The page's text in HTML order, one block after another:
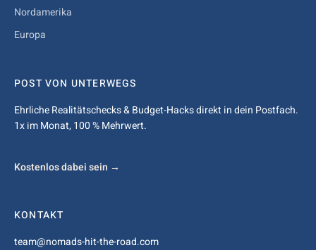
Nordamerika
Europa
POST VON UNTERWEGS
Ehrliche Realitätschecks & Budget-Hacks direkt in dein Postfach.
1x im Monat, 100 % Mehrwert.
Kostenlos dabei sein →
KONTAKT
team@nomads-hit-the-road.com